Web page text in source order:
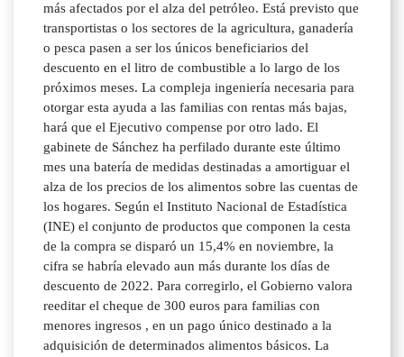
más afectados por el alza del petróleo. Está previsto que
transportistas o los sectores de la agricultura, ganadería
o pesca pasen a ser los únicos beneficiarios del
descuento en el litro de combustible a lo largo de los
próximos meses. La compleja ingeniería necesaria para
otorgar esta ayuda a las familias con rentas más bajas,
hará que el Ejecutivo compense por otro lado. El
gabinete de Sánchez ha perfilado durante este último
mes una batería de medidas destinadas a amortiguar el
alza de los precios de los alimentos sobre las cuentas de
los hogares. Según el Instituto Nacional de Estadística
(INE) el conjunto de productos que componen la cesta
de la compra se disparó un 15,4% en noviembre, la
cifra se habría elevado aun más durante los días de
descuento de 2022. Para corregirlo, el Gobierno valora
reeditar el cheque de 300 euros para familias con
menores ingresos , en un pago único destinado a la
adquisición de determinados alimentos básicos. La